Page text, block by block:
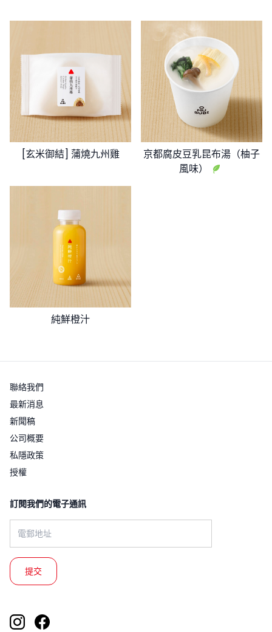
[玄米御結] 蒲燒九州雞
京都腐皮豆乳昆布湯（柚子
風味）
純鮮橙汁
聯絡我們
最新消息
新聞稿
公司概要
私隱政策
授權
訂閱我們的電子通訊​